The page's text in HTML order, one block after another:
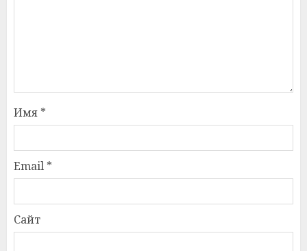
Имя *
Email *
Сайт